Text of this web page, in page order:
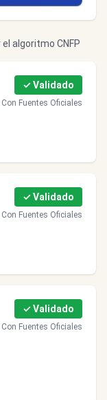
algoritmo CNFP
✓ Validado
Con Fuentes Oficiales
✓ Validado
Con Fuentes Oficiales
✓ Validado
Con Fuentes Oficiales